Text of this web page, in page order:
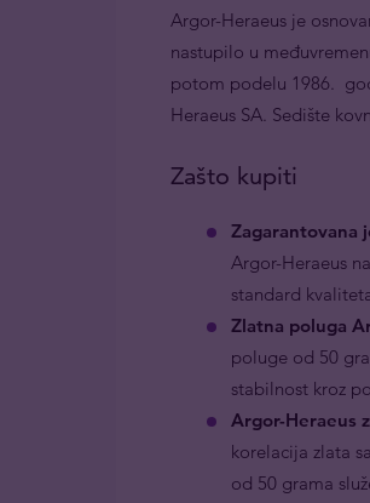
Argor-Heraeus je
nastupilo u
potom podelu 1986.
Heraeus SA. Sedište
Zašto kupiti
Zagarantovana
Argor-Heraeus
standard
Zlatna poluga
poluge od 50
stabilnost kroz
Argor-Heraeus
korelacija zlata
od 50 grama